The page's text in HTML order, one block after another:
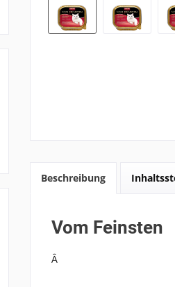
Beschreibung
Vom Feinsten
Â